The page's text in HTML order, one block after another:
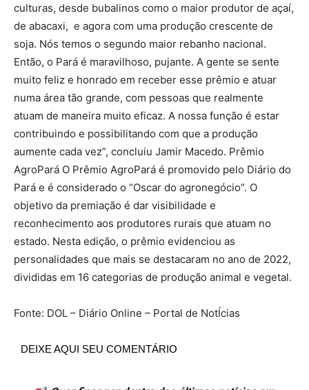
culturas, desde bubalinos como o maior produtor de açaí,
de abacaxi, e agora com uma produção crescente de
soja. Nós temos o segundo maior rebanho nacional.
Então, o Pará é maravilhoso, pujante. A gente se sente
muito feliz e honrado em receber esse prêmio e atuar
numa área tão grande, com pessoas que realmente
atuam de maneira muito eficaz. A nossa função é estar
contribuindo e possibilitando com que a produção
aumente cada vez”, concluiu Jamir Macedo. Prêmio
AgroPará O Prêmio AgroPará é promovido pelo Diário do
Pará e é considerado o “Oscar do agronegócio”. O
objetivo da premiação é dar visibilidade e
reconhecimento aos produtores rurais que atuam no
estado. Nesta edição, o prêmio evidenciou as
personalidades que mais se destacaram no ano de 2022,
divididas em 16 categorias de produção animal e vegetal.
Fonte: DOL – Diário Online – Portal de NotÍcias
DEIXE AQUI SEU COMENTÁRIO